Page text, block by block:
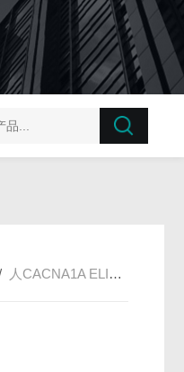
qPCR试剂盒不含内参
人CACNA1A ELISA试剂盒